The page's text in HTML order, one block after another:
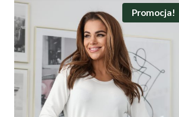
Promocja!